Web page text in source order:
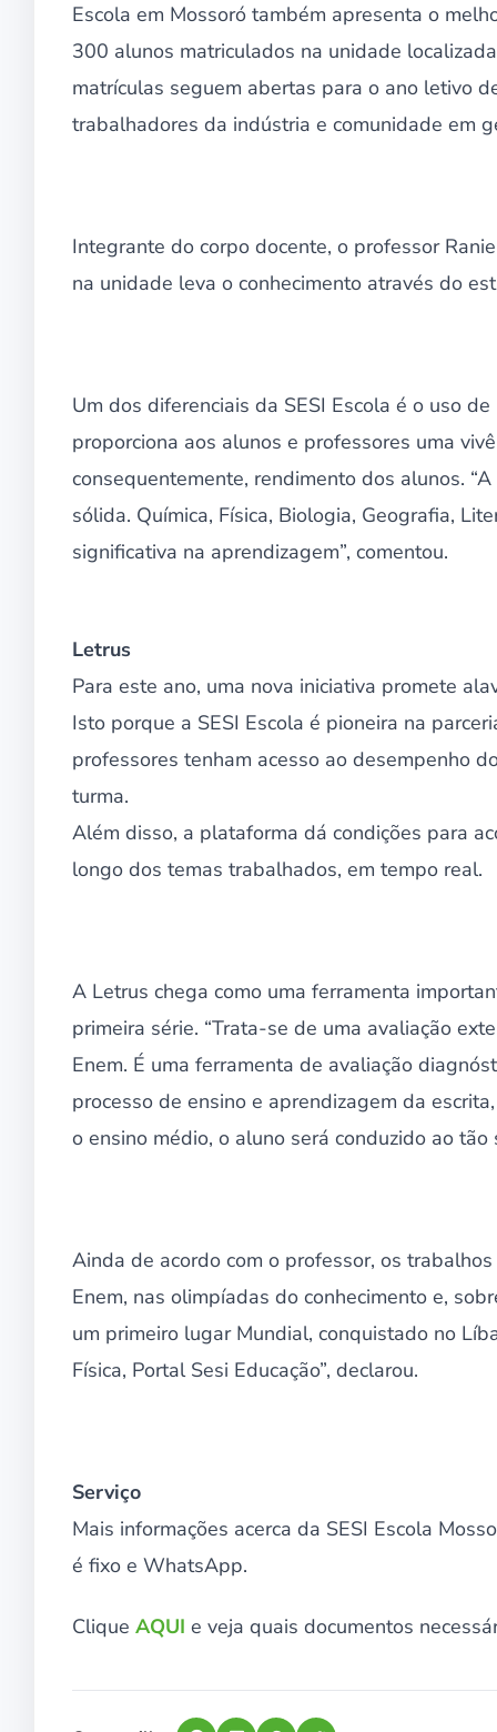
Escola em Mossoró também apresenta o
300 alunos matriculados na unidade
matrículas seguem abertas para o ano letivo
trabalhadores da indústria e comunidade em
Integrante do corpo docente, o professor
na unidade leva o conhecimento através do
Um dos diferenciais da SESI Escola é o uso
proporciona aos alunos e professores uma
consequentemente, rendimento dos alunos.
sólida. Química, Física, Biologia, Geografia,
significativa na aprendizagem”, comentou.
Letrus
Para este ano, uma nova iniciativa promete
Isto porque a SESI Escola é pioneira na
professores tenham acesso ao desempenho
turma.
Além disso, a plataforma dá condições para
longo dos temas trabalhados, em tempo real.
A Letrus chega como uma ferramenta
primeira série. “Trata-se de uma avaliação
Enem. É uma ferramenta de avaliação
processo de ensino e aprendizagem da
o ensino médio, o aluno será conduzido ao
Ainda de acordo com o professor, os
Enem, nas olimpíadas do conhecimento e,
um primeiro lugar Mundial, conquistado no
Física, Portal Sesi Educação”, declarou.
Serviço
Mais informações acerca da SESI Escola
é fixo e WhatsApp.
Clique AQUI e veja quais documentos